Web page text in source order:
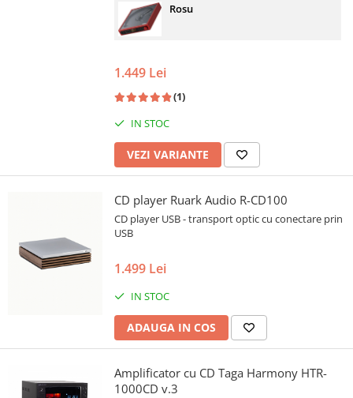
Rosu
1.449 Lei
(1)
IN STOC
VEZI VARIANTE
CD player Ruark Audio R-CD100
CD player USB - transport optic cu conectare prin
USB
1.499 Lei
IN STOC
ADAUGA IN COS
Amplificator cu CD Taga Harmony HTR-
1000CD v.3